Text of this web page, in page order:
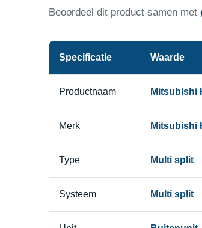
Beoordeel dit product samen met
Specificatie Waarde
Productnaam Mitsubishi
Merk Mitsubishi
Type Multi split
Systeem Multi split